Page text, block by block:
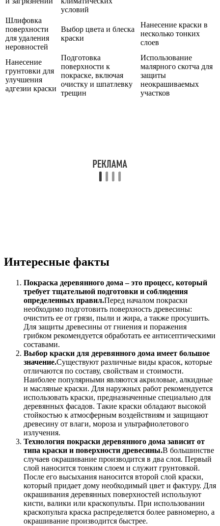
условий
Шлифовка
поверхности
для удаления
неровностей
Выбор цвета и блеска
краски
Нанесение краски в
несколько тонких
слоев
Нанесение
грунтовки для
улучшения
адгезии краски
Подготовка
поверхности к
покраске, включая
очистку и шпатлевку
трещин
Использование
малярного скотча для
защиты
неокрашиваемых
участков
Интересные факты
Покраска деревянного дома – это процесс, который
требует тщательной подготовки и соблюдения
определенных правил.Перед началом покраски
необходимо подготовить поверхность древесины:
очистить ее от грязи, пыли и жира, а также просушить.
Для защиты древесины от гниения и поражения
грибком рекомендуется обработать ее антисептическими
составами.
Выбор краски для деревянного дома имеет большое
значение.Существуют различные виды красок, которые
отличаются по составу, свойствам и стоимости.
Наиболее популярными являются акриловые, алкидные
и масляные краски. Для наружных работ рекомендуется
использовать краски, предназначенные специально для
деревянных фасадов. Такие краски обладают высокой
стойкостью к атмосферным воздействиям и защищают
древесину от влаги, мороза и ультрафиолетового
излучения.
Технология покраски деревянного дома зависит от
типа краски и поверхности древесины.В большинстве
случаев окрашивание производится в два слоя. Первый
слой наносится тонким слоем и служит грунтовкой.
После его высыхания наносится второй слой краски,
который придает дому необходимый цвет и фактуру. Для
окрашивания деревянных поверхностей используют
кисти, валики или краскопульты. При использовании
краскопульта краска распределяется более равномерно, а
окрашивание производится быстрее.